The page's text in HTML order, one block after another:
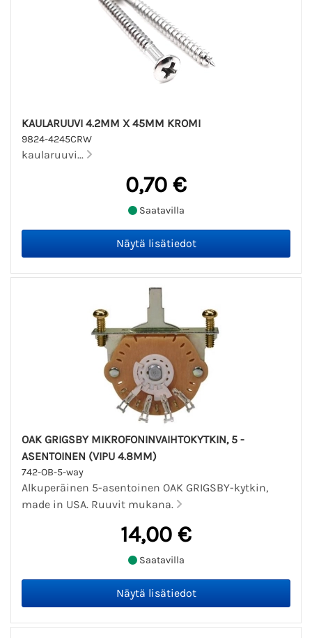
KAULARUUVI 4.2MM X 45MM KROMI
9824-4245CRW
kaularuuvi...
0,70 €
Saatavilla
OAK GRIGSBY MIKROFONINVAIHTOKYTKIN, 5 -
ASENTOINEN (VIPU 4.8MM)
742-OB-5-way
Alkuperäinen 5-asentoinen OAK GRIGSBY-kytkin,
made in USA. Ruuvit mukana.
14,00 €
Saatavilla